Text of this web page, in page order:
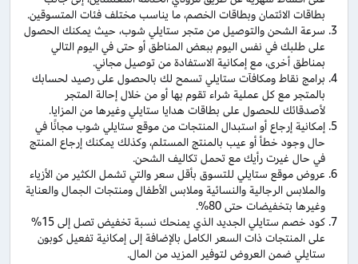
بطاقات الائتمان وبطاقات الخصم، ما يناسب مختلف فئات المتسوقين.
سرعة الشحن والتوصيل من متجر ستايلي شوب، حيث يمكنك الحصول
على طلبك في نفس اليوم ببعض المناطق أو حتى في اليوم التالي
بمناطق أخرى، مع إمكانية الاستفادة من توصيل مجاني.
برامج نقاط ومكافآت ستايلي تسمح لك بالحصول على رصيد لحسابك
بالمتجر مع كل عملية شراء تقوم بها أو من خلال إحالة المتجر
لأصدقائك للحصول على بطاقات هدايا ستايلي وغيرها من المزايا.
إمكانية إرجاع أو استبدال المنتجات من موقع ستايلي شوب مجانًا في
حال وجود خطأ أو عيب بالمنتج المستلم، وكذلك يمكنك إرجاع المنتج
في حال غيرت رأيك مع تحمل تكاليف الشحن.
عروض موقع ستايلي للتسوق بأقل سعر والتي تشمل الكثير من الأزياء
والملابس الرجالية والنسائية وملابس الأطفال ومنتجات الجمال والعناية
وغيرها بتخفيضات حتى 80%.
كود خصم ستايلي الجديد الذي يمنحك نسبة تخفيض تصل إلى 15%
على المنتجات ذات السعر الكامل بالإضافة إلى إمكانية تفعيل كوبون
ستايلي ضمن العروض لتوفير المزيد من المال.